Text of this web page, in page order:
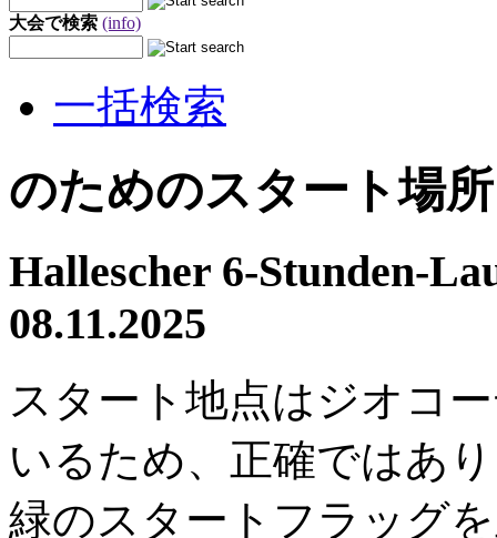
大会で検索 (info)
一括検索
のためのスタート場所
Hallescher 6-Stunden-
08.11.2025
スタート地点はジオコ
いるため、正確ではあ
緑のスタートフラッグ